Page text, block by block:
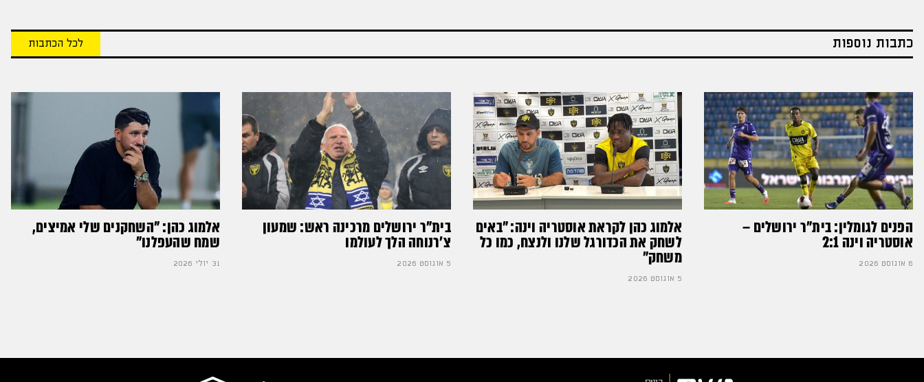
כתבות נוספות לכל הכתבות
הפנים לגומלין: בית״ר ירושלים –
אוסטריה וינה 2:1
6 אוגוסט 2026
אלמוג כהן לקראת אוסטריה וינה: ״באים
לשחק את הכדורגל שלנו ולנצח, כמו כל
משחק״
5 אוגוסט 2026
בית"ר ירושלים מרכינה ראש: שמעון
צ'רנוחה הלך לעולמו
5 אוגוסט 2026
אלמוג כהן: "השחקנים שלי אמיצים,
שמח שהעפלנו"
31 יולי 2026